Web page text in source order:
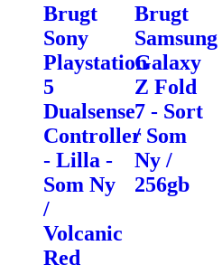
Brugt
Sony
Playstation
5
Dualsense
Controller
- Lilla -
Som Ny
/
Volcanic
Red
Brugt
Samsung
Galaxy
Z Fold
7 - Sort
/ Som
Ny /
256gb